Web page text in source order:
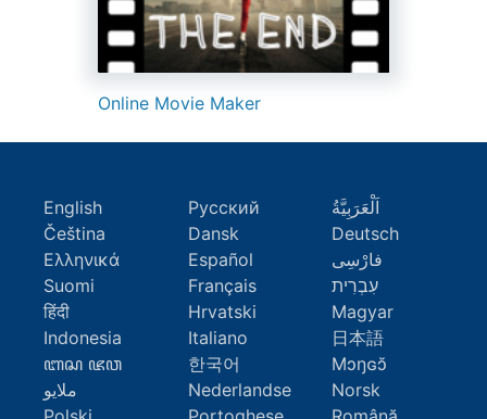
Online Movie Maker
English Русский
اَلْعَرَبِيَّةُ
Čeština
Dansk
Deutsch
Ελληνικά
Español
فارْسِى
Suomi
Français
עִבְרִית
हिंदी
Hrvatski
Magyar
Indonesia
Italiano
日本語
ꦧꦱ ꦗꦮ
한국어
Mɔŋɢɔ̆
ملايو
Nederlandse
Norsk